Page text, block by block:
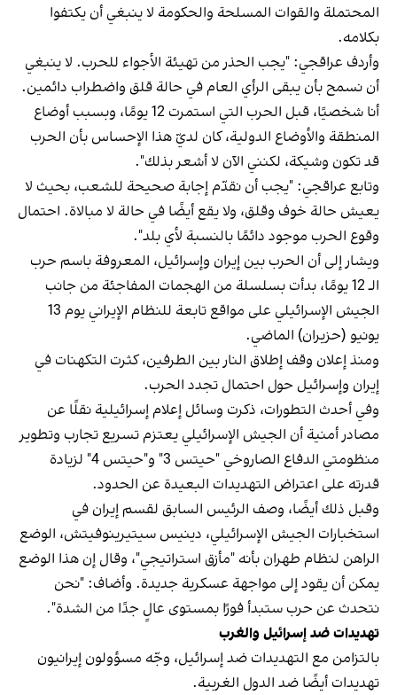
المحتملة والقوات المسلحة والحكومة لا ينبغي أن يكتفوا
بكلامه.
وأردف عراقجي: "يجب الحذر من تهيئة الأجواء للحرب. لا ينبغي
أن نسمح بأن يبقى الرأي العام في حالة قلق واضطراب دائمين.
أنا شخصيًا، قبل الحرب التي استمرت 12 يومًا، وبسبب أوضاع
المنطقة والأوضاع الدولية، كان لديّ هذا الإحساس بأن الحرب
قد تكون وشيكة، لكنني الآن لا أشعر بذلك".
وتابع عراقجي: "يجب أن نقدّم إجابة صحيحة للشعب، بحيث لا
يعيش حالة خوف وقلق، ولا يقع أيضًا في حالة لا مبالاة. احتمال
وقوع الحرب موجود دائمًا بالنسبة لأي بلد".
ويشار إلى أن الحرب بين إيران وإسرائيل، المعروفة باسم حرب
الـ 12 يومًا، بدأت بسلسلة من الهجمات المفاجئة من جانب
الجيش الإسرائيلي على مواقع تابعة للنظام الإيراني يوم 13
يونيو (حزيران) الماضي.
ومنذ إعلان وقف إطلاق النار بين الطرفين، كثرت التكهنات في
إيران وإسرائيل حول احتمال تجدد الحرب.
وفي أحدث التطورات، ذكرت وسائل إعلام إسرائيلية نقلًا عن
مصادر أمنية أن الجيش الإسرائيلي يعتزم تسريع تجارب وتطوير
منظومتي الدفاع الصاروخي "حيتس 3" و"حيتس 4" لزيادة
قدرته على اعتراض التهديدات البعيدة عن الحدود.
وقبل ذلك أيضًا، وصف الرئيس السابق لقسم إيران في
استخبارات الجيش الإسرائيلي، دينيس سيتيرينوفيتش، الوضع
الراهن لنظام طهران بأنه "مأزق استراتيجي"، وقال إن هذا الوضع
يمكن أن يقود إلى مواجهة عسكرية جديدة. وأضاف: "نحن
نتحدث عن حرب ستبدأ فورًا بمستوى عالٍ جدًا من الشدة".
تهديدات ضد إسرائيل والغرب
بالتزامن مع التهديدات ضد إسرائيل، وجّه مسؤولون إيرانيون
تهديدات أيضًا ضد الدول الغربية.